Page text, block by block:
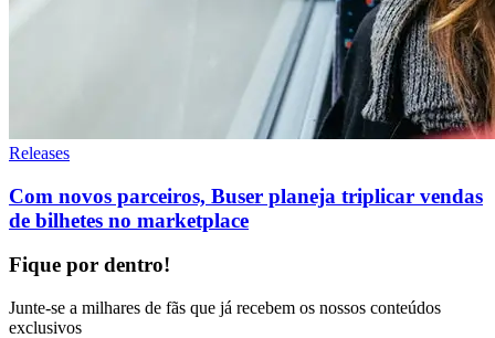
Releases
Com novos parceiros, Buser planeja triplicar vendas
de bilhetes no marketplace
Fique por dentro!
Junte-se a milhares de fãs que já recebem os nossos conteúdos
exclusivos